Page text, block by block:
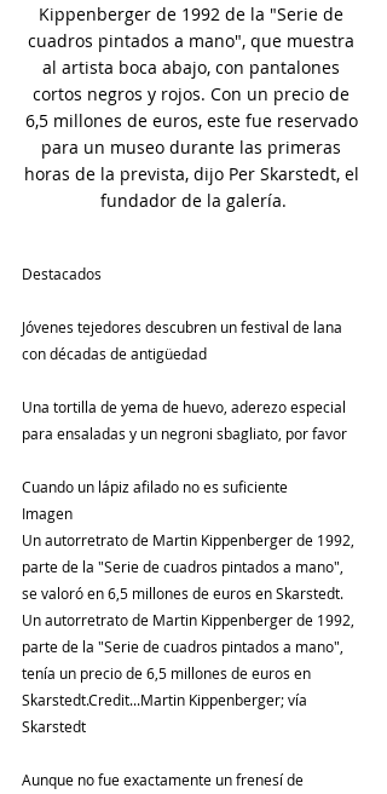
Kippenberger de 1992 de la "Serie de
cuadros pintados a mano", que muestra
al artista boca abajo, con pantalones
cortos negros y rojos. Con un precio de
6,5 millones de euros, este fue reservado
para un museo durante las primeras
horas de la prevista, dijo Per Skarstedt, el
fundador de la galería.
Destacados
Jóvenes tejedores descubren un festival de lana
con décadas de antigüedad
Una tortilla de yema de huevo, aderezo especial
para ensaladas y un negroni sbagliato, por favor
Cuando un lápiz afilado no es suficiente
Imagen
Un autorretrato de Martin Kippenberger de 1992,
parte de la "Serie de cuadros pintados a mano",
se valoró en 6,5 millones de euros en Skarstedt.
Un autorretrato de Martin Kippenberger de 1992,
parte de la "Serie de cuadros pintados a mano",
tenía un precio de 6,5 millones de euros en
Skarstedt.Credit...Martin Kippenberger; vía
Skarstedt
Aunque no fue exactamente un frenesí de